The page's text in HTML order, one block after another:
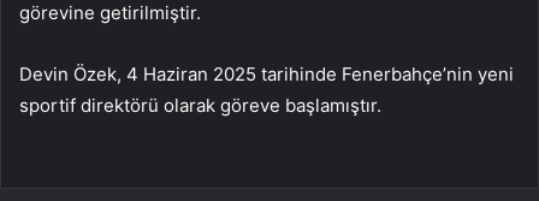
görevine getirilmiştir.
Devin Özek, 4 Haziran 2025 tarihinde Fenerbahçe’nin yeni
sportif direktörü olarak göreve başlamıştır.